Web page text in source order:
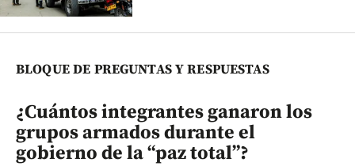
BLOQUE DE PREGUNTAS Y RESPUESTAS
¿Cuántos integrantes ganaron los
grupos armados durante el
gobierno de la “paz total”?